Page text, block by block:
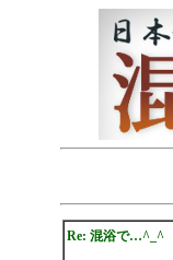
Re: 混浴で…^_^